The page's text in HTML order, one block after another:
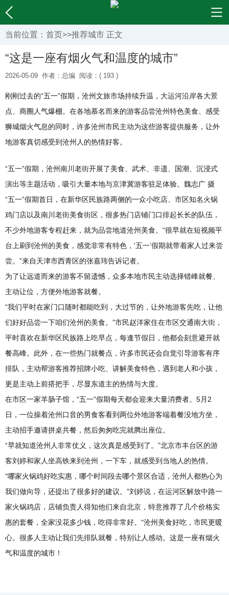
当前位置： 首页>>推荐城市 正文
“这是一座有烟火气和温度的城市”
2026-05-09 作者：总编 阅读：( 193 )
刚刚过去的“五一”假期，沧州文旅市场持续升温，大运河沿岸各大景
点、商圈人气爆棚。在各地慕名而来的游客品尝沧州特色美食、感受
狮城烟火气息的同时，许多沧州市民主动为这些游客提供服务，让外
地游客真切感受到沧州人的热情好客。
“五一”假期，沧州南川老街开展了美食、武术、非遗、国潮、沉浸式
演出等主题活动，吸引大量本地与京津冀游客驻足体验。魏志广 摄
“五一”假期首日，在新华区民族路两侧的一众小吃店、市区知名火锅
鸡门店以及南川老街美食街区，很多热门店铺门口排起长长的队伍，
不少外地游客专程赶来，就为品尝地道沧州美食。“很早就在短视频平
台上刷到沧州的美食，感觉非常有特色，‘五一’假期就带着家人过来尝
尝。”来自天津市西青区的张嘉玮告诉记者。
为了让远道而来的游客不留遗憾，众多本地市民主动选择错峰就餐、
主动让位，方便外地游客就餐。
“我们平时在家门口随时都能吃到，大过节的，让外地游客先吃，让他
们好好品尝一下咱们沧州的美食。”市民赵洋家住在市区交通南大街，
平时喜欢在新华区民族路上吃早点，每逢节假日，他都会刻意避开就
餐高峰。此外，在一些热门就餐点，许多市民还会自觉引导游客有序
排队，主动帮游客推荐招牌小吃、讲解美食特色，遇到老人和小孩，
更是主动上前搭把手，尽显东道主的热情与大度。
在市区一家羊肠子馆，“五一”假期每天都会迎来大量消费者。5月2
日，一位操着沧州口音的男食客看到两位外地游客端着餐没地方坐，
主动招手邀请拼桌共餐，然后匆匆吃完就腾出座位。
“早就知道沧州人非常仗义，这次真是感受到了。”北京市丰台区的游
客刘婷和家人坐高铁来到沧州，一下车，就感受到当地人的热情。
“哪家火锅鸡好吃实惠，哪个时间段去哪个景区合适，沧州人都热心为
我们做向导，还提出了很多好的建议。”刘婷说，在运河区解放中路一
家火锅鸡店，店铺负责人得知他们来自北京，特意推荐了几个价格实
惠的套餐，全家没花多少钱，吃得非常好。“沧州美食好吃，市民更暖
心。很多人主动让我们先排队就餐，特别让人感动。这是一座有烟火
气和温度的城市！